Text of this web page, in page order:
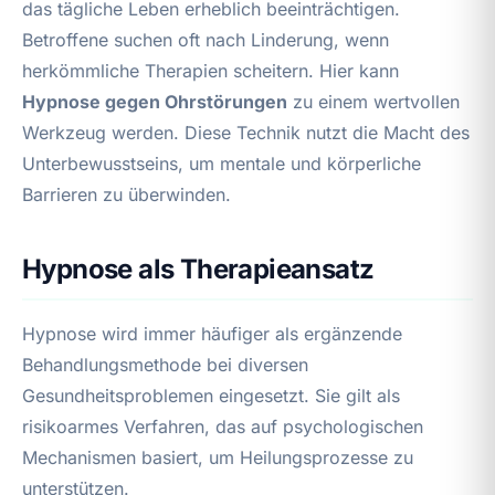
das tägliche Leben erheblich beeinträchtigen.
Betroffene suchen oft nach Linderung, wenn
herkömmliche Therapien scheitern. Hier kann
Hypnose gegen Ohrstörungen zu einem wertvollen
Werkzeug werden. Diese Technik nutzt die Macht des
Unterbewusstseins, um mentale und körperliche
Barrieren zu überwinden.
Hypnose als Therapieansatz
Hypnose wird immer häufiger als ergänzende
Behandlungsmethode bei diversen
Gesundheitsproblemen eingesetzt. Sie gilt als
risikoarmes Verfahren, das auf psychologischen
Mechanismen basiert, um Heilungsprozesse zu
unterstützen.